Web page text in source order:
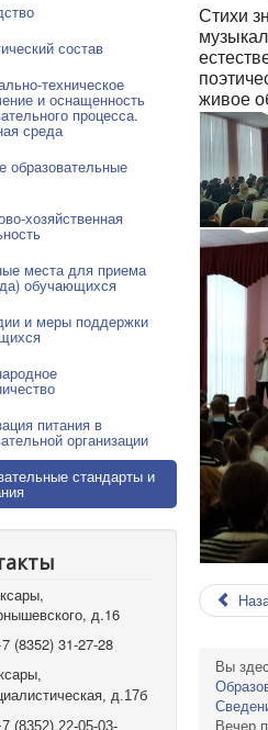
состав
техническое
и оснащенность
процесса.
среда
образовательные
хозяйственная
места для приема
обучающихся
и меры поддержки
питания в
организации
стандарты и
д.16
(8352) 31-27-28
д.17б
(8352) 22-05-03-
Стихи
живое
Вы
Вечер